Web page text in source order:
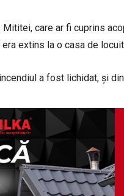
care ar fi cuprins
extins la o casa de
a fost lichidat, și